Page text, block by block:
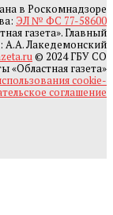
в Роскомнадзоре
ЭЛ № ФС 77-58600
газета». Главный
А.А. Лакедемонский
© 2024 ГБУ СО
«Областная газета»
cookie-
соглашение